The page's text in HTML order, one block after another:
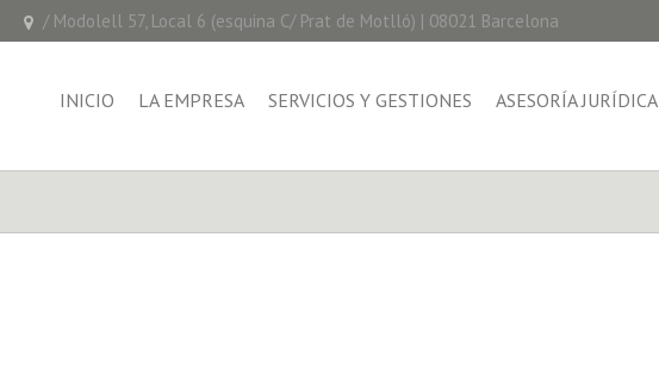
/ Modolell 57, Local 6 (esquina C/ Prat de Motlló) | 08021 Barcelona
INICIO LA EMPRESA SERVICIOS Y GESTIONES ASESORÍA JURÍDICA